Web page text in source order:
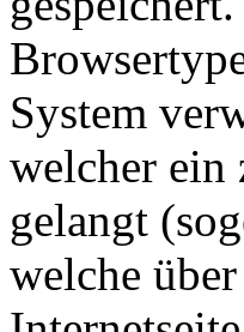
System
welcher ein
gelangt
welche